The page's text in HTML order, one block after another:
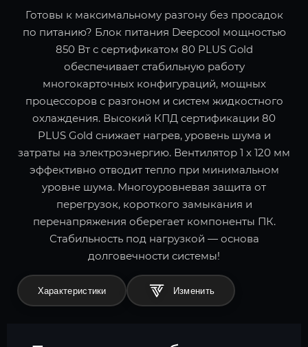
Готовы к максимальному разгону без просадок
по питанию? Блок питания Deepcool мощностью
850 Вт с сертификатом 80 PLUS Gold
обеспечивает стабильную работу
многокарточных конфигураций, мощных
процессоров с разгоном и систем жидкостного
охлаждения. Высокий КПД сертификации 80
PLUS Gold снижает нагрев, уровень шума и
затраты на электроэнергию. Вентилятор 1 x 120 мм
эффективно отводит тепло при минимальном
уровне шума. Многоуровневая защита от
перегрузок, короткого замыкания и
перенапряжения оберегает компоненты ПК.
Стабильность под нагрузкой — основа
долговечности системы!
Характеристики